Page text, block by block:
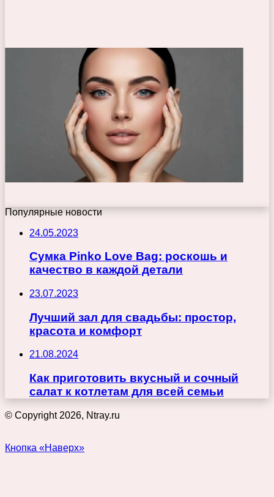
Популярные новости
24.05.2023
Сумка Pinko Love Bag: роскошь и
качество в каждой детали
23.07.2023
Лучший зал для свадьбы: простор,
красота и комфорт
21.08.2024
Как приготовить вкусный и сочный
салат к котлетам для всей семьи
© Copyright 2026, Ntray.ru
Кнопка «Наверх»